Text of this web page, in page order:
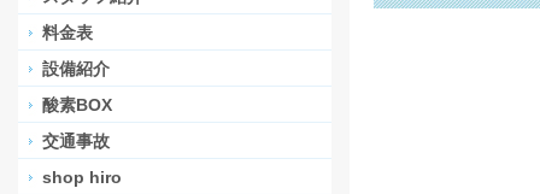
料金表
設備紹介
酸素BOX
交通事故
shop hiro